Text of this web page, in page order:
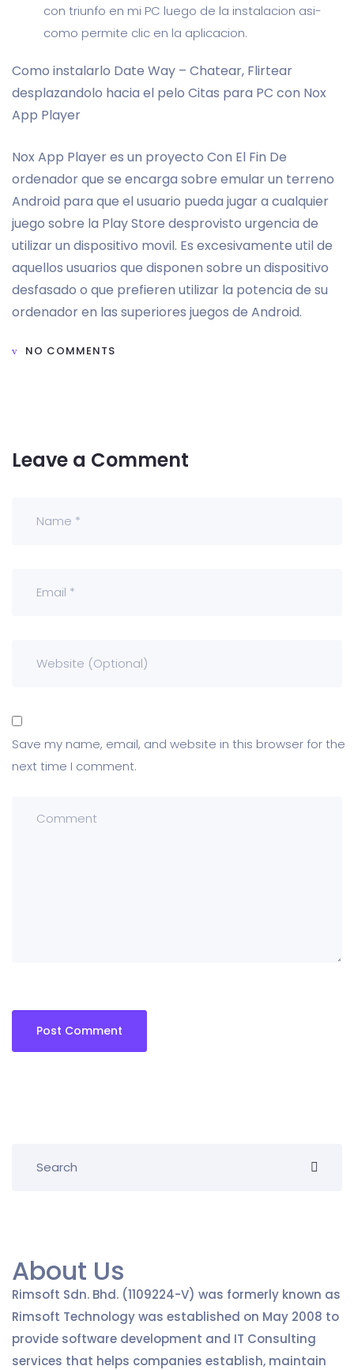
con triunfo en mi PC luego de la instalacion asi­
como permite clic en la aplicacion.
Como instalarlo Date Way – Chatear, Flirtear
desplazandolo hacia el pelo Citas para PC con Nox
App Player
Nox App Player es un proyecto Con El Fin De
ordenador que se encarga sobre emular un terreno
Android para que el usuario pueda jugar a cualquier
juego sobre la Play Store desprovisto urgencia de
utilizar un dispositivo movil. Es excesivamente util de
aquellos usuarios que disponen sobre un dispositivo
desfasado o que prefieren utilizar la potencia de su
ordenador en las superiores juegos de Android.
NO COMMENTS
Leave a Comment
Save my name, email, and website in this browser for the
next time I comment.
About Us
Rimsoft Sdn. Bhd. (1109224-V) was formerly known as
Rimsoft Technology was established on May 2008 to
provide software development and IT Consulting
services that helps companies establish, maintain